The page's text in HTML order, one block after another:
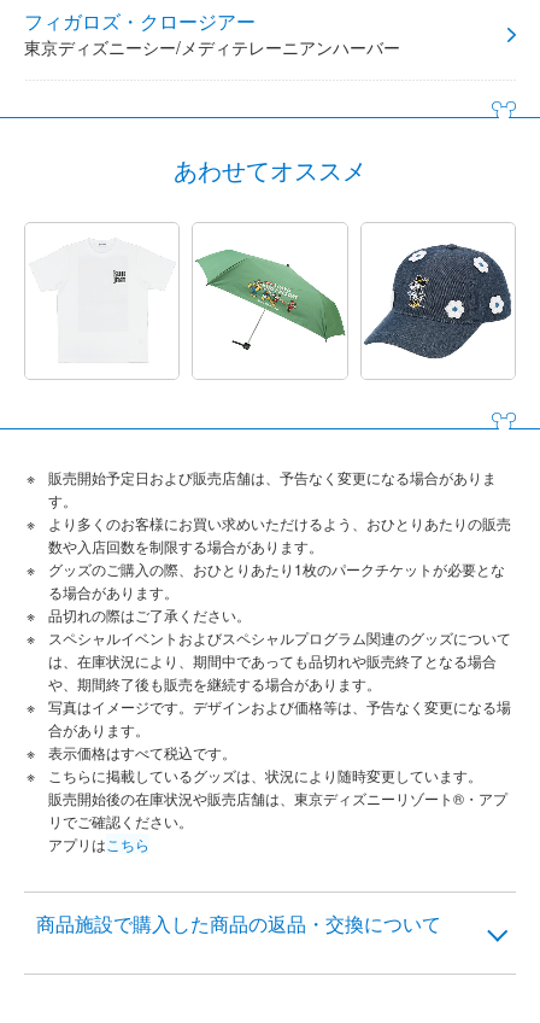
フィガロズ・クロージアー
東京ディズニーシー/メディテレーニアンハーバー
あわせてオススメ
販売開始予定日および販売店舗は、予告なく変更になる場合がありま
す。
より多くのお客様にお買い求めいただけるよう、おひとりあたりの販売
数や入店回数を制限する場合があります。
グッズのご購入の際、おひとりあたり1枚のパークチケットが必要とな
る場合があります。
品切れの際はご了承ください。
スペシャルイベントおよびスペシャルプログラム関連のグッズについて
は、在庫状況により、期間中であっても品切れや販売終了となる場合
や、期間終了後も販売を継続する場合があります。
写真はイメージです。デザインおよび価格等は、予告なく変更になる場
合があります。
表示価格はすべて税込です。
こちらに掲載しているグッズは、状況により随時変更しています。
販売開始後の在庫状況や販売店舗は、東京ディズニーリゾート®・アプ
リでご確認ください。
アプリは こちら
商品施設で購入した商品の返品・交換について